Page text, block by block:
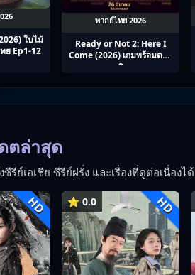
ใบไม้
ย Ep1-12
พากย์ไทย 2026
Ready or Not 2: Here I
Come (2026) เกมพร้อมตาย
2
ตล่าสุด
ย์เอเชีย ซีรีย์ฝรั่ง และเรื่องที่ดูต่อเนื่องไ
HD ⭐ 0.0 HD